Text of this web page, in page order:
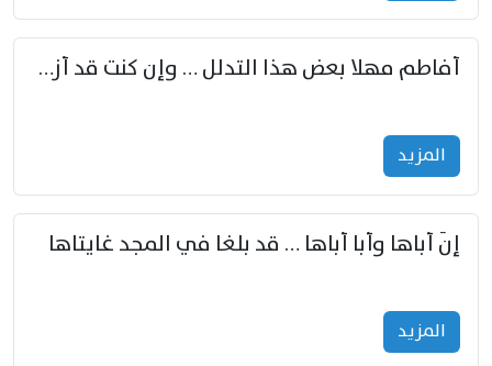
أفاطم مهلا بعض هذا التدلل … وإن كنت قد أزمعت صرمي فأجملي
المزید
إنّ أباها وأبا أباها … قد بلغا في المجد غايتاها
المزید